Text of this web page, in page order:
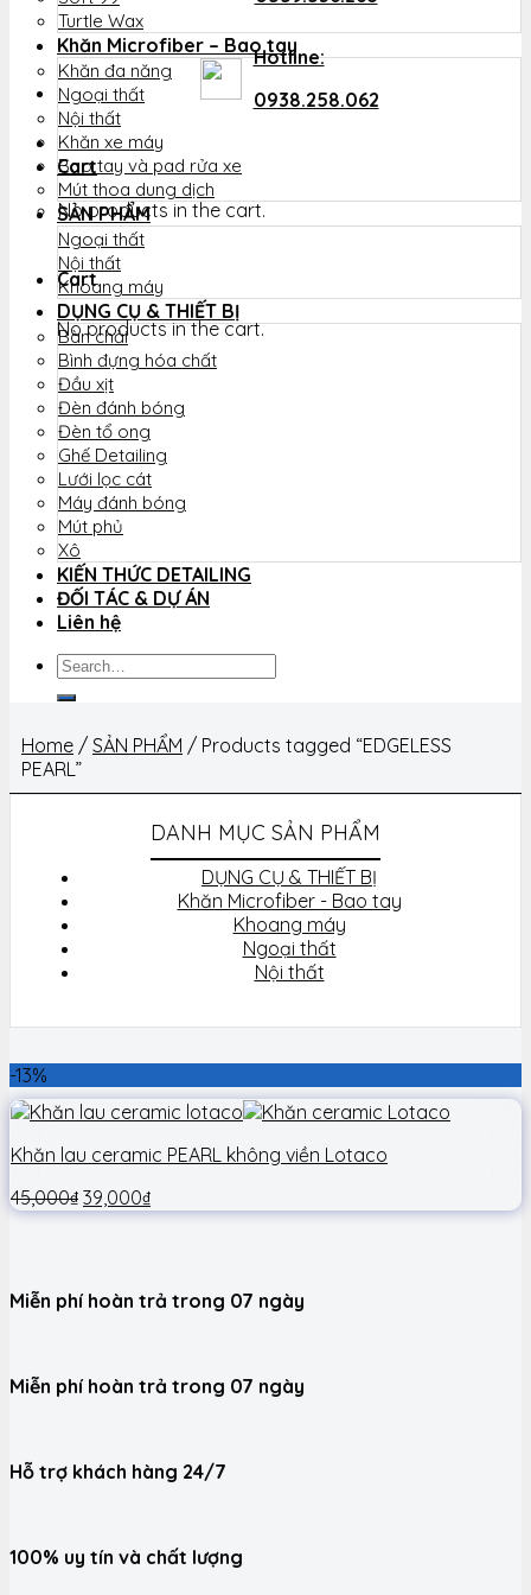
Hotline:
0938.258.062
Cart
No products in the cart.
Cart
No products in the cart.
Turtle Wax
Khăn Microfiber – Bao tay
Khăn đa năng
Ngoại thất
Nội thất
Khăn xe máy
Bao tay và pad rửa xe
Mút thoa dung dịch
SẢN PHẨM
Ngoại thất
Nội thất
Khoang máy
DỤNG CỤ & THIẾT BỊ
Bàn chải
Bình đựng hóa chất
Đầu xịt
Đèn đánh bóng
Đèn tổ ong
Ghế Detailing
Lưới lọc cát
Máy đánh bóng
Mút phủ
Xô
KIẾN THỨC DETAILING
ĐỐI TÁC & DỰ ÁN
Liên hệ
Search
Home / SẢN PHẨM / Products tagged “EDGELESS
PEARL”
DANH MỤC SẢN PHẨM
DỤNG CỤ & THIẾT BỊ
Khăn Microfiber - Bao tay
Khoang máy
Ngoại thất
Nội thất
-13%
Khăn lau ceramic PEARL không viền Lotaco
45,000₫ 39,000₫
Miễn phí hoàn trả trong 07 ngày
Miễn phí hoàn trả trong 07 ngày
Hỗ trợ khách hàng 24/7
100% uy tín và chất lượng